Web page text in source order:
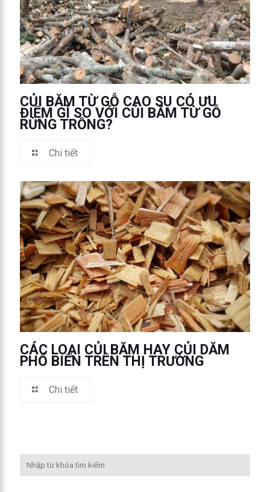
CỦI BĂM TỪ GỖ CAO SU CÓ ƯU
ĐIỂM GÌ SO VỚI CỦI BĂM TỪ GỖ
RỪNG TRỒNG?
Chi tiết
CÁC LOẠI CỦI BĂM HAY CỦI DĂM
PHỔ BIẾN TRÊN THỊ TRƯỜNG
Chi tiết